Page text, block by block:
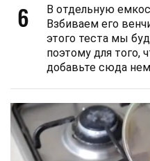
6
В отдельную
Взбиваем его
этого теста мы
поэтому для того,
добавьте сюда